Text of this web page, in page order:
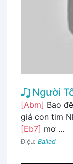
Người
[Abm] Bao
giá con tim
[Eb7] mơ ...
Điệu: Ballad